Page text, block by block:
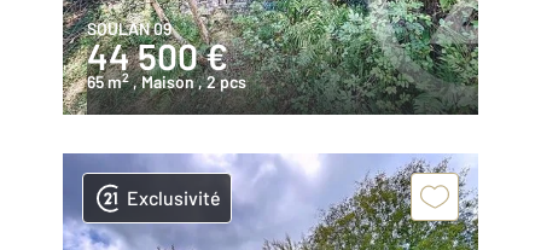
SOULAN 09
44 500 €
65 m2 , Maison, 2 pcs
Exclusivité